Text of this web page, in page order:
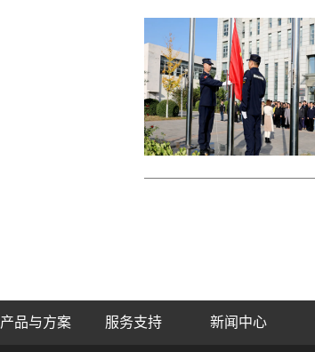
产品与方案 服务支持 新闻中心